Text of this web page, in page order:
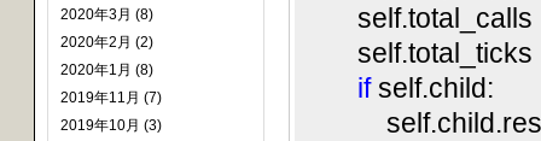
2020年3月 (8)
2020年2月 (2)
2020年1月 (8)
2019年11月 (7)
2019年10月 (3)
self.total_calls
self.total_ticks
ifself.child: